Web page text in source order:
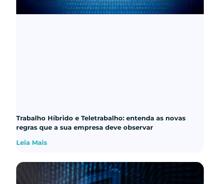
Trabalho Híbrido e Teletrabalho: entenda as novas
regras que a sua empresa deve observar
Leia Mais